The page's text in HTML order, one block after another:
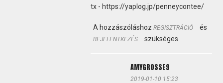
tx - https://yaplog.jp/penneycontee/
A hozzászóláshozREGISZTRÁCIÓ és
BEJELENTKEZÉS szükséges
AMYGROSSE9
2019-01-10 15:23